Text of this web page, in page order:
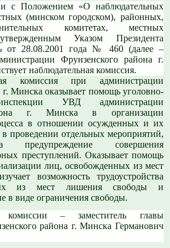
с Положением «О наблюдательных
(минском городском), районных,
комитетах, местных
Указом Президента
от 28.08.2001 года № 460 (далее –
Фрунзенского района г.
наблюдательная комиссия.
комиссия при администрации
г. Минска оказывает помощь уголовно-
УВД администрации
г. Минска в организации
в отношении осужденных и их
в проведении отдельных мероприятий,
предупреждение совершения
преступлений. Оказывает помощь
лиц, освобожденных из мест
возможность трудоустройства
из мест лишения свободы и
в виде ограничения свободы.
комиссии – заместитель главы
района г. Минска Германович